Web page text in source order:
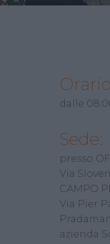
dalle
Sede:
presso
Via
CAMPO
Via Pier
azienda